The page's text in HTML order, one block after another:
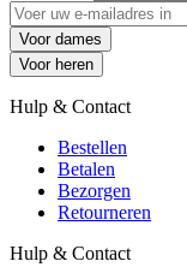
Voor dames
Voor heren
Hulp & Contact
Bestellen
Betalen
Bezorgen
Retourneren
Hulp & Contact